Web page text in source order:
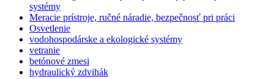
systémy
Meracie prístroje, ručné náradie, bezpečnosť pri práci
Osvetlenie
vodohospodárske a ekologické systémy
vetranie
betónové zmesi
hydraulický zdvihák